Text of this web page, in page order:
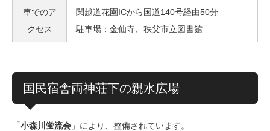
車でのア
クセス
関越道花園ICから国道140号経由50分
駐車場：金仙寺、秩父市立図書館
国民宿舎両神荘下の親水広場
「小森川蛍流会 」により、整備されています。